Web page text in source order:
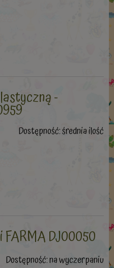
-
Dostępność:średnia ilość
DJ00050
Dostępność:na wyczerpaniu